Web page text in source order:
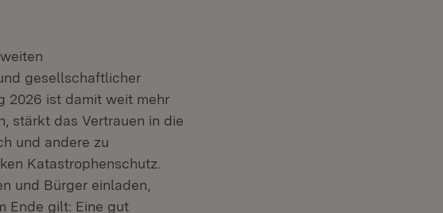
gesellschaftlicher
2026 ist damit weit mehr
stärkt das Vertrauen in die
und andere zu
Katastrophenschutz.
und Bürger einladen,
Ende gilt: Eine gut